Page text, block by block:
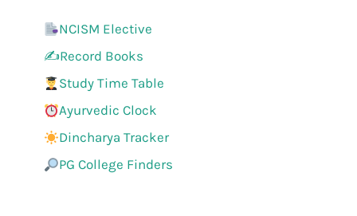
NCISM Elective
✍️Record Books
Study Time Table
Ayurvedic Clock
Dincharya Tracker
PG College Finders